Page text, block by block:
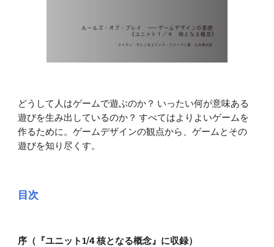
どうして人はゲームで遊ぶのか？ いったい何が意味ある
遊びを生み出しているのか？ すべてはよりよいゲームを
作るために。ゲームデザインの観点から、ゲームとその
遊びを知り尽くす。
目次
序（『ユニット1/4 核となる概念』に収録）